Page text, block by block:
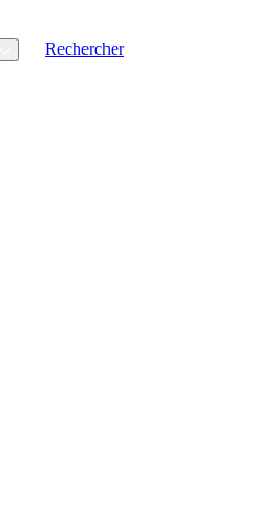
Rechercher